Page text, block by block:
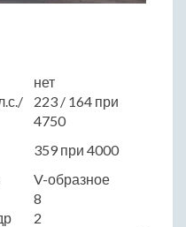
нет
223 / 164 при
4750
359 при 4000
V-образное
8
2